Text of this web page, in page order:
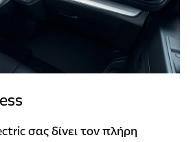
σας δίνει τον πλήρη